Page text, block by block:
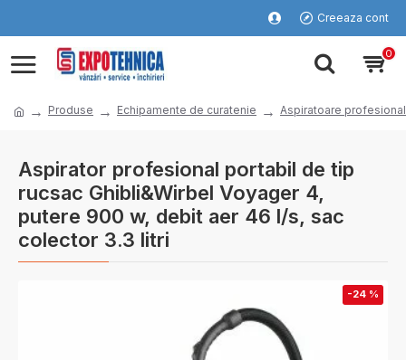
Creeaza cont
0
Produse Echipamente de curatenie Aspiratoare
Aspirator profesional portabil de tip
rucsac Ghibli&Wirbel Voyager 4,
putere 900 w, debit aer 46 l/s, sac
colector 3.3 litri
-24 %